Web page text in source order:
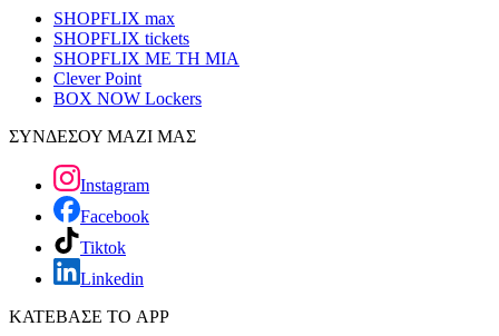
SHOPFLIX max
SHOPFLIX tickets
SHOPFLIX ΜΕ ΤΗ ΜΙΑ
Clever Point
BOX NOW Lockers
ΣΥΝΔΕΣΟΥ ΜΑΖΙ ΜΑΣ
Instagram
Facebook
Tiktok
Linkedin
ΚΑΤΕΒΑΣΕ ΤΟ APP